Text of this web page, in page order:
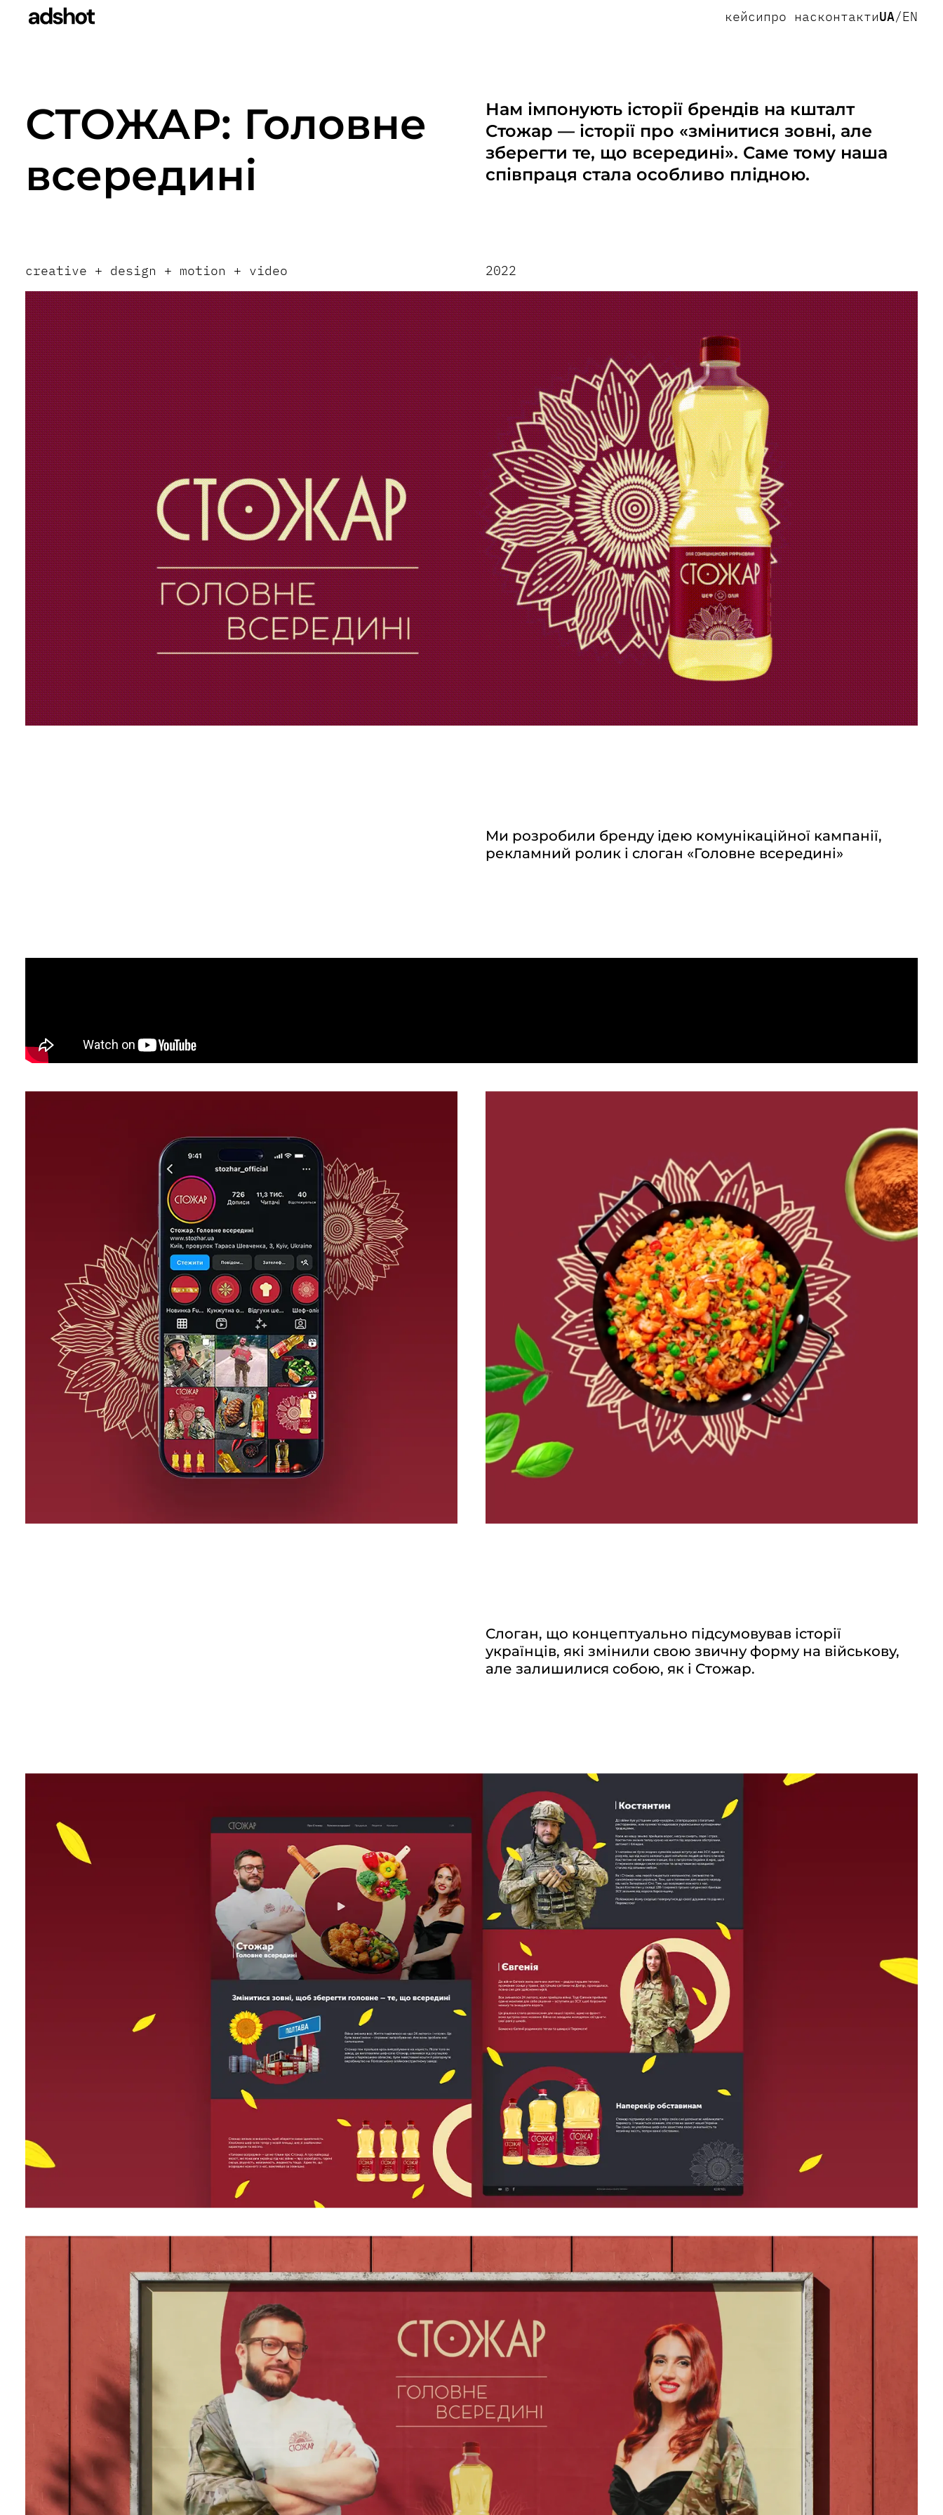
кейсипро насконтактиUA/EN
СТОЖАР: Головне
всередині
Нам імпонують історії брендів на кшталт
Стожар — історії про «змінитися зовні, але
зберегти те, що всередині». Саме тому наша
співпраця стала особливо плідною.
creative + design + motion + video 2022
Ми розробили бренду ідею комунікаційної кампанії,
рекламний ролик і слоган «Головне всередині»
Слоган, що концептуально підсумовував історії
українців, які змінили свою звичну форму на військову,
але залишилися собою, як і Стожар.